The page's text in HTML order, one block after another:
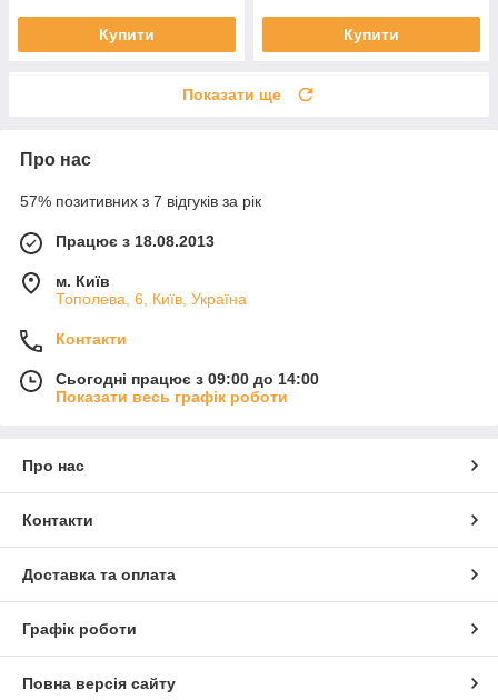
Купити Купити
Показати ще
Про нас
57% позитивних з 7 відгуків за рік
Працює з 18.08.2013
м. Київ
Тополева, 6, Київ, Україна
Контакти
Сьогодні працює з 09:00 до 14:00
Показати весь графік роботи
Про нас
Контакти
Доставка та оплата
Графік роботи
Повна версія сайту